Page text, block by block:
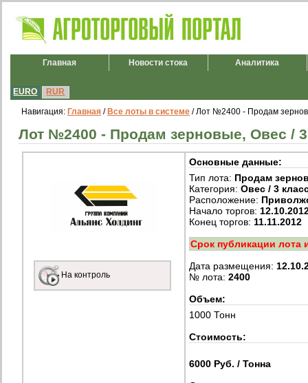
Главная Новости стока Аналитика
EURO RUR
Навигация: Главная / Все лоты в системе / Лот №2400 - Продам
Лот №2400 - Продам зерновые, Овес / 3
На контроль
Основные данные:
Тип лота: Продам
Категория: Овес / 3
Расположение:
Начало торгов:
Конец торгов: 11.11.2012
Срок публикации лота
Дата размещения:
№ лота: 2400
Объем:
1000 Тонн
Стоимость:
6000 Руб. / Тонна